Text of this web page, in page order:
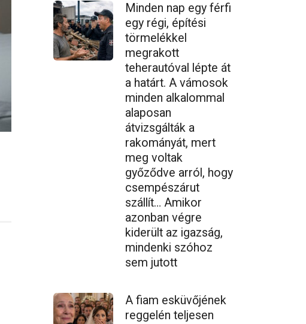
Minden nap egy férfi
egy régi, építési
törmelékkel
megrakott
teherautóval lépte át
a határt. A vámosok
minden alkalommal
alaposan
átvizsgálták a
rakományát, mert
meg voltak
győződve arról, hogy
csempészárut
szállít… Amikor
azonban végre
kiderült az igazság,
mindenki szóhoz
sem jutott
A fiam esküvőjének
reggelén teljesen